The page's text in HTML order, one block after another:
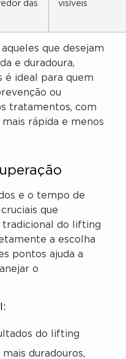
das
visíveis
que desejam
e duradoura,
é ideal para quem
ou
tratamentos, com
rápida e menos
e o tempo de
que
do lifting
a escolha
pontos ajuda a
o
do lifting
duradouros,